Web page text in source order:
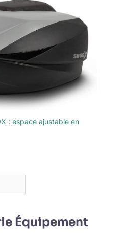
: espace ajustable en
Équipement